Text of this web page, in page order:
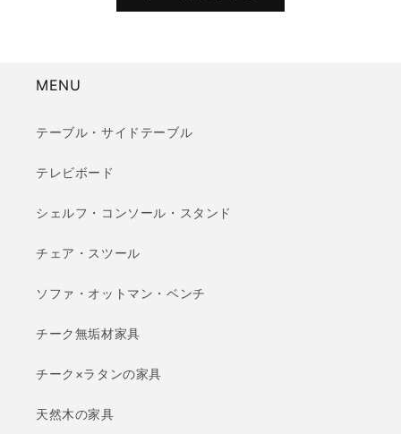
MENU
テーブル・サイドテーブル
テレビボード
シェルフ・コンソール・スタンド
チェア・スツール
ソファ・オットマン・ベンチ
チーク無垢材家具
チーク×ラタンの家具
天然木の家具